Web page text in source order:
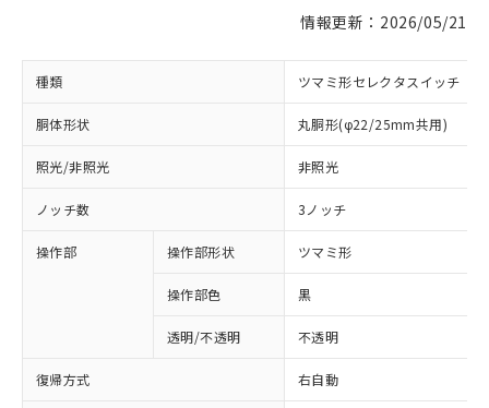
情報更新：2026/05/21
種類 ツマミ形セレクタスイッチ
胴体形状 丸胴形(φ22/25mm共用)
照光/非照光 非照光
ノッチ数 3ノッチ
操作部 操作部形状 ツマミ形
操作部色 黒
透明/不透明 不透明
復帰方式 右自動